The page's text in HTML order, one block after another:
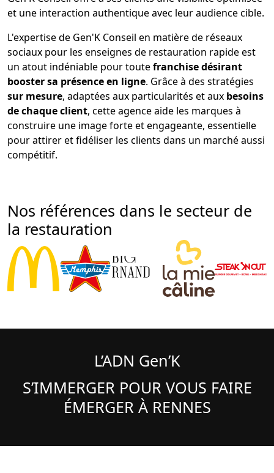
et une interaction authentique avec leur audience cible.
L'expertise de Gen'K Conseil en matière de réseaux
sociaux pour les enseignes de restauration rapide est
un atout indéniable pour toutefranchise désirant
booster sa présence en ligne. Grâce à des stratégies
sur mesure, adaptées aux particularités et aux besoins
de chaque client, cette agence aide les marques à
construire une image forte et engageante, essentielle
pour attirer et fidéliser les clients dans un marché aussi
compétitif.
Nos références dans le secteur de
la restauration
L’ADN Gen’K
S’IMMERGER POUR VOUS FAIRE
ÉMERGER À RENNES